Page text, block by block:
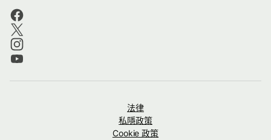
法律
私隱政策
Cookie 政策